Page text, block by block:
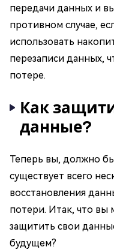
передачи данных и
противном случае,
использовать
перезаписи данных,
потере.
Как
данные?
Теперь вы, должно
существует всего
восстановления
потери. Итак, что вы
защитить свои
будущем?